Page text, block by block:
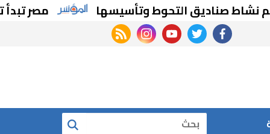
صناديق التحوط وتأسيسها مصر تبدأ تحويل 20 مدرسة للتعليم الفني لمدارس دولية.. تعرف على التفاصيل
facebook
twitter
youtube
instagram
rss feed
بحث